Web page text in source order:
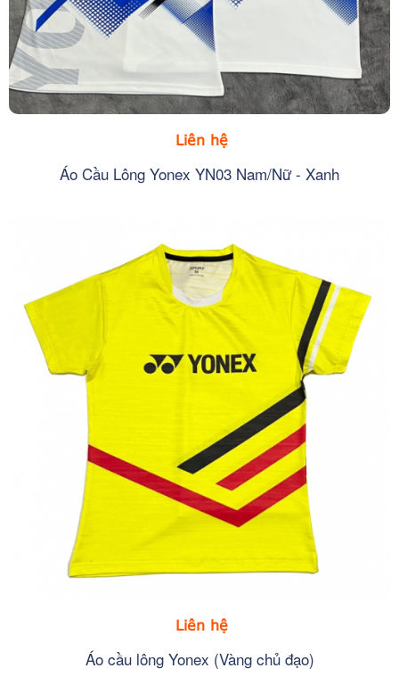
Liên hệ
Áo Cầu Lông Yonex YN03 Nam/Nữ - Xanh
Liên hệ
Áo cầu lông Yonex (Vàng chủ đạo)